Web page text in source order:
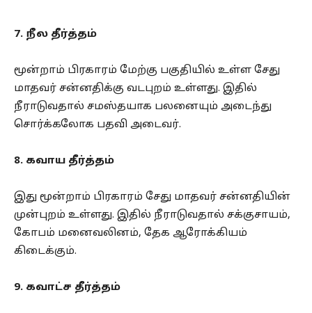
7. நீல தீர்த்தம்
மூன்றாம் பிரகாரம் மேற்கு பகுதியில் உள்ள சேது
மாதவர் சன்னதிக்கு வடபுறம் உள்ளது. இதில்
நீராடுவதால் சமஸ்தயாக பலனையும் அடைந்து
சொர்க்கலோக பதவி அடைவர்.
8. கவாய தீர்த்தம்
இது மூன்றாம் பிரகாரம் சேது மாதவர் சன்னதியின்
முன்புறம் உள்ளது. இதில் நீராடுவதால் சக்குசாயம்,
கோபம் மனைவலினம், தேக ஆரோக்கியம்
கிடைக்கும்.
9. கவாட்ச தீர்த்தம்